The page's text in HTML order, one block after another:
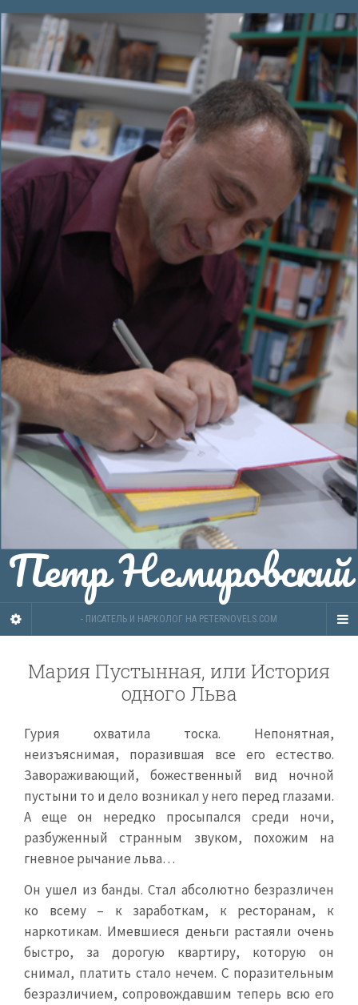
Петр Немировский
- ПИСАТЕЛЬ И НАРКОЛОГ НА PETERNOVELS.COM
Мария Пустынная, или История
одного Льва
Гурия охватила тоска. Непонятная,
неизъяснимая, поразившая все его естество.
Завораживающий, божественный вид ночной
пустыни то и дело возникал у него перед глазами.
А еще он нередко просыпался среди ночи,
разбуженный странным звуком, похожим на
гневное рычание льва…
Он ушел из банды. Стал абсолютно безразличен
ко всему – к заработкам, к ресторанам, к
наркотикам. Имевшиеся деньги растаяли очень
быстро, за дорогую квартиру, которую он
снимал, платить стало нечем. С поразительным
безразличием, сопровождавшим теперь всю его